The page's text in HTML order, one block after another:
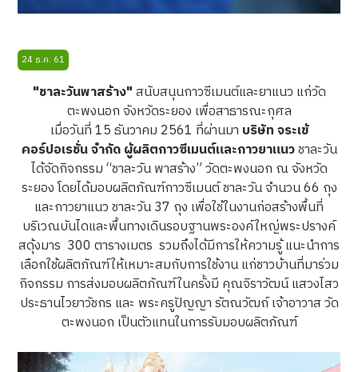
24 ธ.ค. 61
"ชาละวันพาสร้าง"สนับสนุนกาวซีเมนต์และยาแนว แก่วัด
ตะพงนอก จังหวัดระยอง เพื่อสาธารณะกุศล
เมื่อวันที่ 15 ธันวาคม 2561 ที่ผ่านมา บริษัท จระเข้
คอร์ปอเรชั่น จำกัด ผู้ผลิตกาวซีเมนต์และกาวยาแนวชาละวัน
ได้จัดกิจกรรม “ชาละวัน พาสร้าง” วัดตะพงนอก ณ จังหวัด
ระยอง โดยได้มอบผลิตภัณฑ์กาวซีเมนต์ ชาละวัน จำนวน 66 ถุง
และกาวยาแนว ชาละวัน 37 ถุง เพื่อใช้ในงานก่อสร้างพื้นที่
บริเวณบันไดและพื้นทางเดินรอบฐานพระองค์ใหญ่พระปรางค์
สดุ้งมาร 300 ตารางเมตร รวมถึงได้มีการให้ความรู้ แนะนำการ
เลือกใช้ผลิตภัณฑ์ให้เหมาะสมกับการใช้งาน แก่ชาวบ้านที่มาร่วม
กิจกรรม การส่งมอบผลิตภัณฑ์ในครั้งมี คุณจิราวัฒน์ แสวงไสว
ประธานไวยาวัชกร และ พระครูปัญญา รัตณวัฒถ์ เจ้าอาวาส วัด
ตะพงนอก เป็นตัวแทนในการรับมอบผลิตภัณฑ์